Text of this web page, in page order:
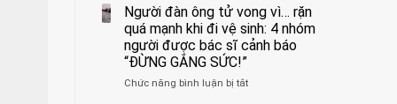
trai
11
tuổi
phải
bỏ
Người đàn ông tử vong vì… rặn
quá mạnh khi đi vệ sinh: 4 nhóm
người được bác sĩ cảnh báo
“ĐỪNG GẮNG SỨC!”
Chức năng bình luận bị tắtở